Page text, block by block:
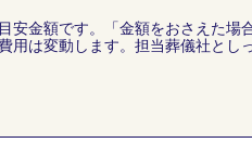
金額です。「金額をおさえた場
は変動します。担当葬儀社とし